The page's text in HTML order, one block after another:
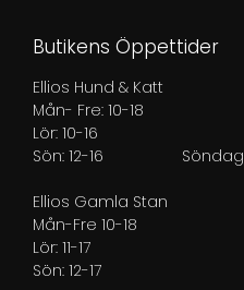
Butikens Öppettider
Ellios Hund & Katt
Mån- Fre: 10-18
Lör: 10-16
Sön: 12-16
Ellios Gamla Stan
Mån-Fre 10-18
Lör: 11-17
Sön: 12-17